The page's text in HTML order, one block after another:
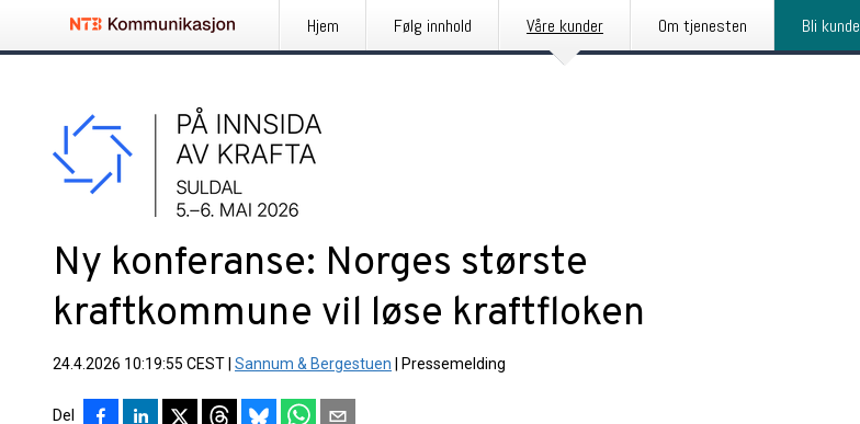
Hjem Følg innhold Våre kunder Om tjenesten Bli kunde
Ny konferanse: Norges største
kraftkommune vil løse kraftfloken
24.4.2026 10:19:55 CEST Sannum & Bergestuen Pressemelding
Del